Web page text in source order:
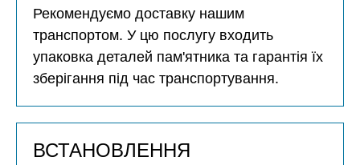
Рекомендуємо доставку нашим
транспортом. У цю послугу входить
упаковка деталей пам'ятника та гарантія їх
зберігання під час транспортування.
ВСТАНОВЛЕННЯ